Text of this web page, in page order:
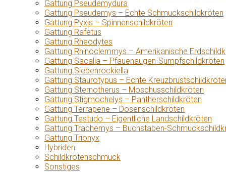
Gattung Pseudemydura
Gattung Pseudemys – Echte Schmuckschildkröten
Gattung Pyxis – Spinnenschildkröten
Gattung Rafetus
Gattung Rheodytes
Gattung Rhinoclemmys – Amerikanische
Gattung Sacalia – Pfauenaugen-Sumpfschildkröten
Gattung Siebenrockiella
Gattung Staurotypus – Echte
Gattung Sternotherus – Moschusschildkröten
Gattung Stigmochelys – Pantherschildkröten
Gattung Terrapene – Dosenschildkröten
Gattung Testudo – Eigentliche Landschildkröten
Gattung Trachemys – Buchstaben-
Gattung Trionyx
Hybriden
Schildkrötenschmuck
Sonstiges